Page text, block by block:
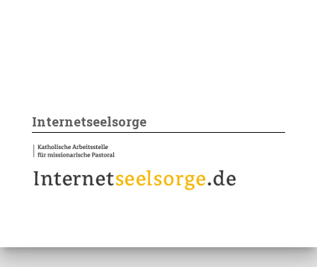
Internetseelsorge